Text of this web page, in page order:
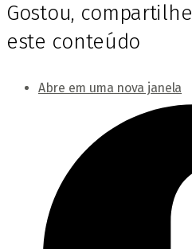
Gostou, compartilhe
este conteúdo
Abre em uma nova janela